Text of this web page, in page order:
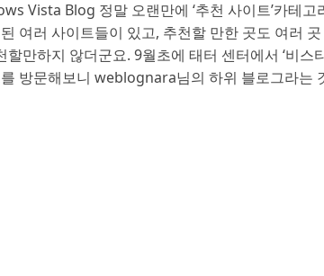
Vista Blog 정말 오랜만에 ‘추천 사이트’카테고
여러 사이트들이 있고, 추천할 만한 곳도 여러
만하지 않더군요. 9월초에 태터 센터에서 ‘비스
방문해보니 weblognara님의 하위 블로그라는